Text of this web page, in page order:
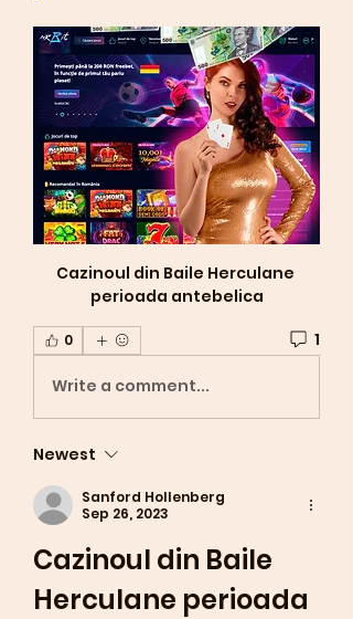
Cazinoul din Baile Herculane
perioada antebelica
0 1
Write a comment...
Newest
Sanford Hollenberg
Sep 26, 2023
Cazinoul din Baile
Herculane perioada